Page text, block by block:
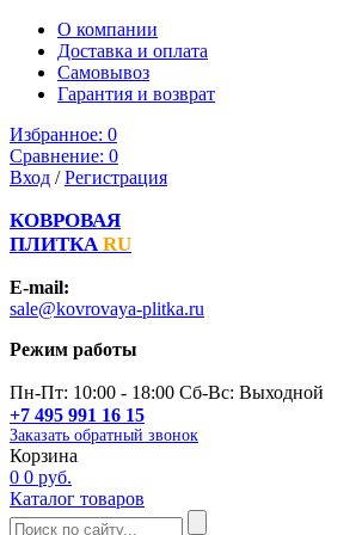
О компании
Доставка и оплата
Самовывоз
Гарантия и возврат
Избранное: 0
Сравнение: 0
Вход /Регистрация
КОВРОВАЯ
ПЛИТКА RU
E-mail:
sale@kovrovaya-plitka.ru
Режим работы
Пн-Пт: 10:00 - 18:00 Сб-Вс: Выходной
+7 495 991 16 15
Заказать обратный звонок
Корзина
0 0 руб.
Каталог товаров